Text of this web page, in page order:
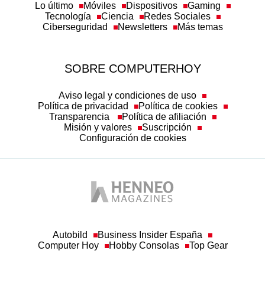
Lo último Móviles Dispositivos
Gaming
Tecnología
Ciencia
Redes Sociales
Ciberseguridad
Newsletters Más temas
SOBRE COMPUTERHOY
Aviso legal y condiciones de uso
Política de privacidad
Política de cookies
Transparencia
Política de afiliación
Misión y valores
Suscripción
Configuración de cookies
Autobild
Business Insider España
Computer Hoy
Hobby Consolas Top Gear